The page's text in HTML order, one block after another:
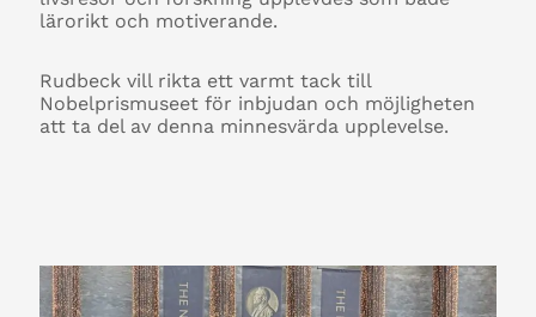
lärorikt och motiverande.
Rudbeck vill rikta ett varmt tack till
Nobelprismuseet för inbjudan och möjligheten
att ta del av denna minnesvärda upplevelse.